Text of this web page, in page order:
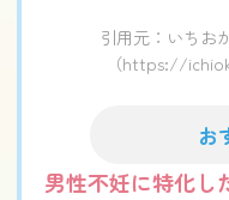
引用元：いちお
（https://
お
男性不妊に特化し